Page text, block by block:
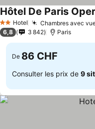
2 Étoiles
Hotel Chambres avec
Hôtel De Paris
6,8 3 842 Paris
De 86 CHF
Consulter les prix de 9